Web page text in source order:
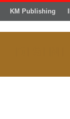
KM Publishing